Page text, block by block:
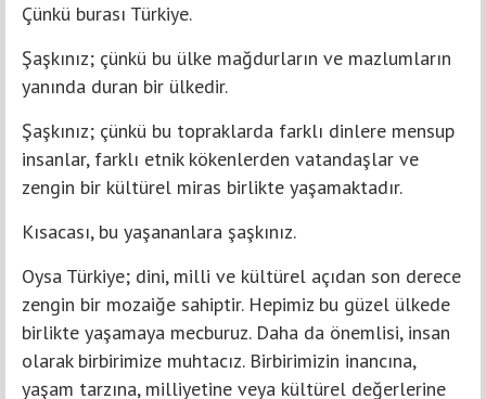
Çünkü burası Türkiye.
Şaşkınız; çünkü bu ülke mağdurların ve mazlumların
yanında duran bir ülkedir.
Şaşkınız; çünkü bu topraklarda farklı dinlere mensup
insanlar, farklı etnik kökenlerden vatandaşlar ve
zengin bir kültürel miras birlikte yaşamaktadır.
Kısacası, bu yaşananlara şaşkınız.
Oysa Türkiye; dini, milli ve kültürel açıdan son derece
zengin bir mozaiğe sahiptir. Hepimiz bu güzel ülkede
birlikte yaşamaya mecburuz. Daha da önemlisi, insan
olarak birbirimize muhtacız. Birbirimizin inancına,
yaşam tarzına, milliyetine veya kültürel değerlerine